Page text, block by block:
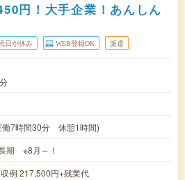
円！大手企業！あんしん
日が休み WEB登録OK 派遣
働7時間30分 休憩1時間)
期 ※8月～！
例 217,500円+残業代